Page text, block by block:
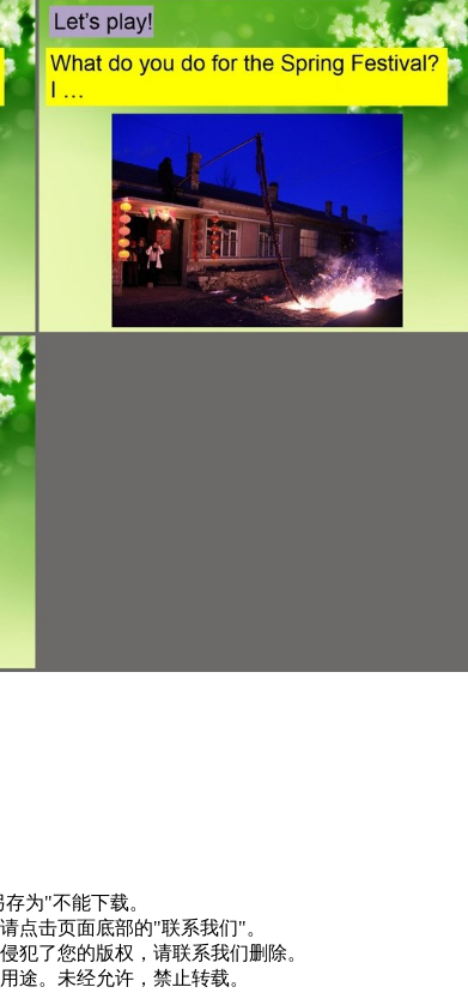
为"不能下载。
点击页面底部的"联系我们"。
犯了您的版权，请联系我们删除。
途。未经允许，禁止转载。